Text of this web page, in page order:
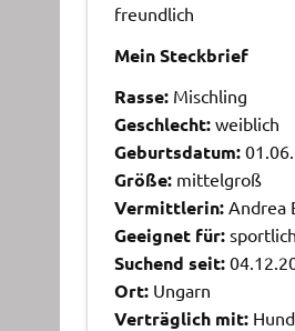
freundlich
Mein Steckbrief
Rasse:Mischling
Geschlecht:weiblich
Geburtsdatum:
Größe:mittelgroß
Vermittlerin:Andrea
Geeignet für:
Suchend seit:
Ort:Ungarn
Verträglich mit: